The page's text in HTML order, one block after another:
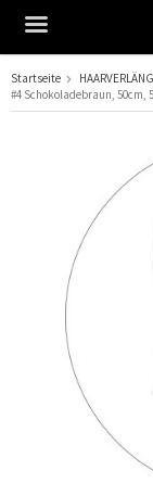
Das
Startseite
#4 Schokoladebraun, 50cm,